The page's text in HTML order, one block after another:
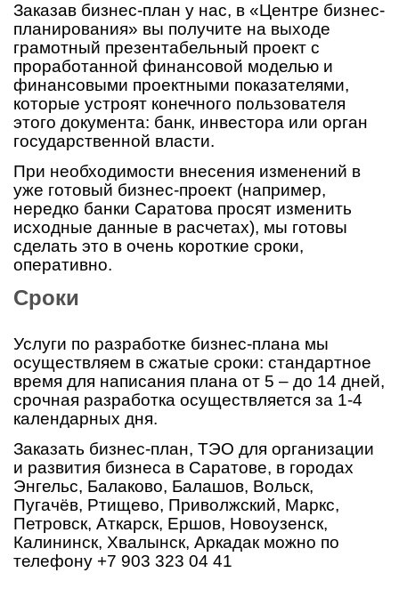
Заказав бизнес-план у нас, в «Центре бизнес-
планирования» вы получите на выходе
грамотный презентабельный проект с
проработанной финансовой моделью и
финансовыми проектными показателями,
которые устроят конечного пользователя
этого документа: банк, инвестора или орган
государственной власти.
При необходимости внесения изменений в
уже готовый бизнес-проект (например,
нередко банки Саратова просят изменить
исходные данные в расчетах), мы готовы
сделать это в очень короткие сроки,
оперативно.
Сроки
Услуги по разработке бизнес-плана мы
осуществляем в сжатые сроки: стандартное
время для написания плана от 5 – до 14 дней,
срочная разработка осуществляется за 1-4
календарных дня.
Заказать бизнес-план, ТЭО для организации
и развития бизнеса в Саратове, в городах
Энгельс, Балаково, Балашов, Вольск,
Пугачёв, Ртищево, Приволжский, Маркс,
Петровск, Аткарск, Ершов, Новоузенск,
Калининск, Хвалынск, Аркадак можно по
телефону +7 903 323 04 41